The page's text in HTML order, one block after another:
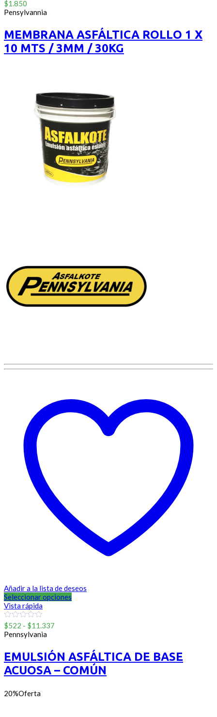
0
out
of
$1.850
Pensylvannia
MEMBRANA ASFÁLTICA ROLLO 1 X
10 MTS / 3MM / 30KG
Añadir a la lista de deseos
Seleccionar opciones
Vista rápida
0
out
of
$522 - $11.337
desde
$522
hasta
$11.337
Pennsylvania
EMULSIÓN ASFÁLTICA DE BASE
ACUOSA – COMÚN
20%Oferta